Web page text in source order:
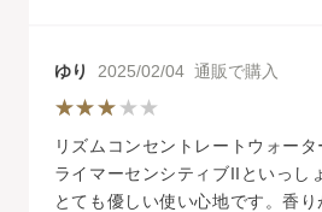
ゆり 2025/02/04 通販で購入
リズムコンセントレートウォー
ライマーセンシティブIIといっし
とても優しい使い心地です。香